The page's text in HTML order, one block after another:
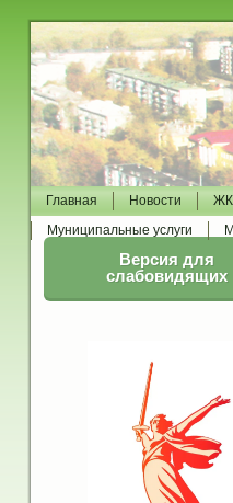
Главная Новости
Муниципальные услуги
Версия для
слабовидящих